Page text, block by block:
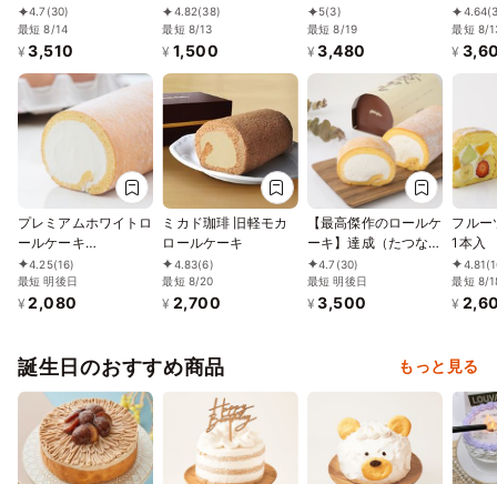
レートロールケーキ
お中元2026
4.7 (30)
最短 8/14
¥ 3,510
ソート5種
4.82(38)
最短 8/13
¥ 1,500
乳クリーム 16cm
5(3)
最短 8/19
¥ 3,480
キット
4.64
最短 8/
¥
プレミアムホワイトロ
ールケーキ
6.5×8.5×16cm roll-
white
4.25(16)
最短 明後日
¥ 2,080
ミカド珈琲 旧軽モカ
ロールケーキ
4.83(6)
最短 8/20
¥ 2,700
【最高傑作のロールケ
ーキ】達成（たつな
り）ロール 18cm
4.7 (30)
最短 明後日
¥ 3,500
フルー
1本入
4.81
最短 8/
¥
誕生日のおすすめ商品 もっと見る